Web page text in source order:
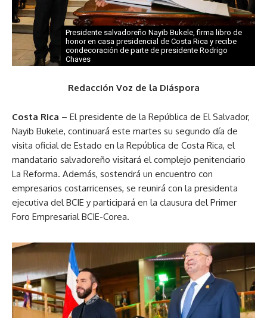
Presidente salvadoreño Nayib Bukele, firma libro de
honor en casa presidencial de Costa Rica y recibe
condecoración de parte de presidente Rodrigo
Chaves
Redacción Voz de la Diáspora
Costa Rica – El presidente de la República de El Salvador,
Nayib Bukele, continuará este martes su segundo día de
visita oficial de Estado en la República de Costa Rica, el
mandatario salvadoreño visitará el complejo penitenciario
La Reforma. Además, sostendrá un encuentro con
empresarios costarricenses, se reunirá con la presidenta
ejecutiva del BCIE y participará en la clausura del Primer
Foro Empresarial BCIE-Corea.